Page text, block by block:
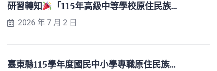
研習轉知 「115年高級中等學校原住民族...
2026 年 7 月 2 日
臺東縣115學年度國民中小學專職原住民族...